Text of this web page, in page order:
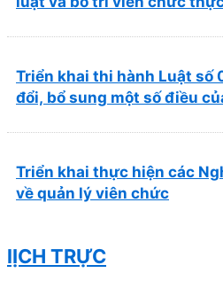
Triển khai thi hành Luật số
đổi, bổ sung một số điều
Triển khai thực hiện các
về quản lý viên chức
lỊCH TRỰC